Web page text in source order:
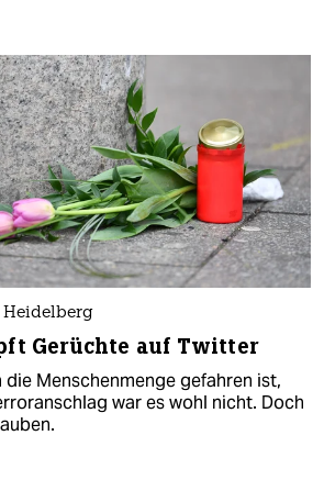
Heidelberg
Gerüchte auf Twitter
die Menschenmenge gefahren ist,
war es wohl nicht. Doch